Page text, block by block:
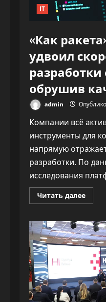
IT
«Как
удвоил
разработки
обрушив
admin
Компании всё
инструменты для
напрямую
разработки. По
исследования
Читать далее
ИИ